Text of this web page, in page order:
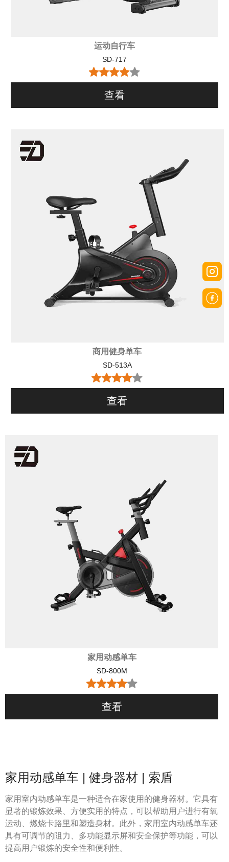
运动自行车
SD-717
查看
商用健身单车
SD-513A
查看
家用动感单车
SD-800M
查看
家用动感单车 | 健身器材 | 索盾
家用室内动感单车是一种适合在家使用的健身器材。它具有
显著的锻炼效果、方便实用的特点，可以帮助用户进行有氧
运动、燃烧卡路里和塑造身材。此外，家用室内动感单车还
具有可调节的阻力、多功能显示屏和安全保护等功能，可以
提高用户锻炼的安全性和便利性。